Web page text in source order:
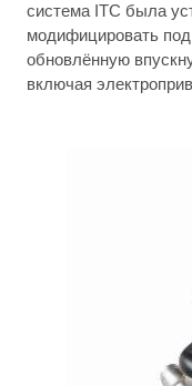
система ITC была
модифицировать
обновлённую
включая